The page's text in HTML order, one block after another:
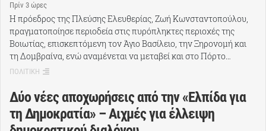
Πρίν 3 ώρες
Η πρόεδρος της Πλεύσης Ελευθερίας, Ζωή Κωνσταντοπούλου,
πραγματοποίησε περιοδεία στις πυρόπληκτες περιοχές της
Βοιωτίας, επισκεπτόμενη τον Άγιο Βασίλειο, την Ξηρονομή και
τη Δομβραίνα, ενώ αναμένεται να μεταβεί και στο Πόρτο…
ΠΟΛΙΤΙΚΗ
Δύο νέες αποχωρήσεις από την «Ελπίδα για
τη Δημοκρατία» – Αιχμές για έλλειψη